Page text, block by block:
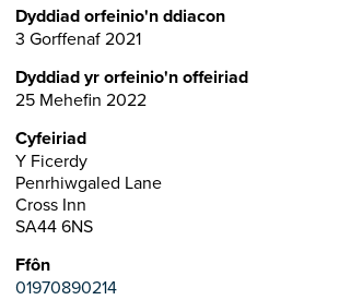
Dyddiad orfeinio'n ddiacon
3 Gorffenaf 2021
Dyddiad yr orfeinio'n offeiriad
25 Mehefin 2022
Cyfeiriad
Y Ficerdy
Penrhiwgaled Lane
Cross Inn
SA44 6NS
Ffôn
01970890214